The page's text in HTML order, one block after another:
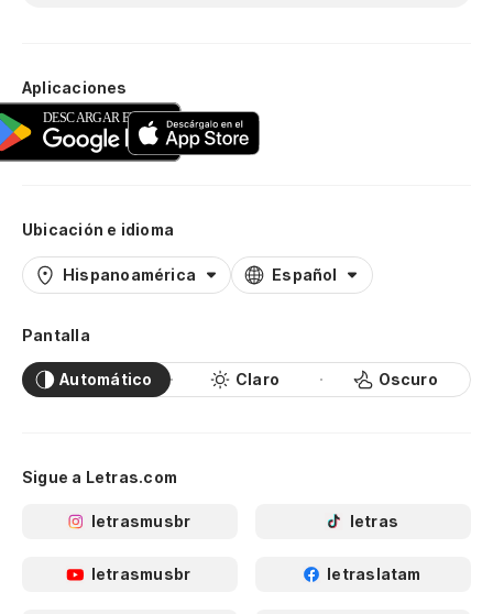
Aplicaciones
Ubicación e idioma
Hispanoamérica Español
Pantalla
Automático Claro Oscuro
Sigue a Letras.com
letrasmusbr letras
letrasmusbr letraslatam